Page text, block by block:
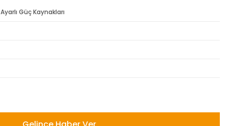
Ayarlı Güç Kaynakları